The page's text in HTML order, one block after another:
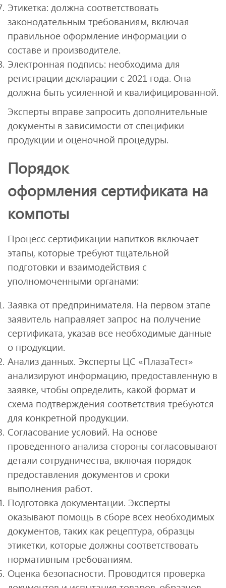
Этикетка: должна соответствовать
законодательным требованиям, включая
правильное оформление информации о
составе и производителе.
Электронная подпись: необходима для
регистрации декларации с 2021 года. Она
должна быть усиленной и квалифицированной.
Эксперты вправе запросить дополнительные
документы в зависимости от специфики
продукции и оценочной процедуры.
Порядок
оформления сертификата на
компоты
Процесс сертификации напитков включает
этапы, которые требуют тщательной
подготовки и взаимодействия с
уполномоченными органами:
Заявка от предпринимателя. На первом этапе
заявитель направляет запрос на получение
сертификата, указав все необходимые данные
о продукции.
Анализ данных. Эксперты ЦС «ПлазаТест»
анализируют информацию, предоставленную в
заявке, чтобы определить, какой формат и
схема подтверждения соответствия требуются
для конкретной продукции.
Согласование условий. На основе
проведенного анализа стороны согласовывают
детали сотрудничества, включая порядок
предоставления документов и сроки
выполнения работ.
Подготовка документации. Эксперты
оказывают помощь в сборе всех необходимых
документов, таких как рецептура, образцы
этикетки, которые должны соответствовать
нормативным требованиям.
Оценка безопасности. Проводится проверка